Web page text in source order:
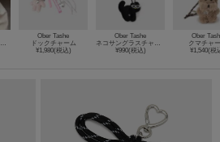
Ober Tashe
ドックチャーム
¥1,980(税込)
Ober Tashe
¥990(税込)
Ober
クマチャ
¥1,540(税